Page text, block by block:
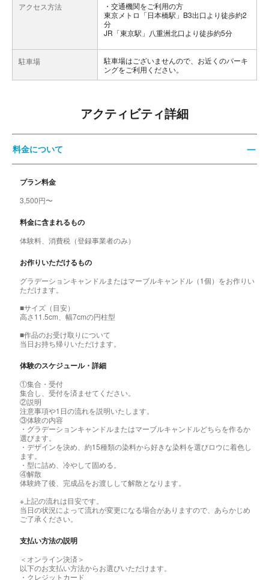
アクセス方法
交通機関をご利用の方
東京メトロ「日本橋駅」B3出口より徒歩約2
分
JR「東京駅」八重洲北口より徒歩約5分
駐車場
駐車場はございませんので、お近くのパーキ
ングをご利用ください。
アクティビティ詳細
料金について
プラン料金
3,500円〜
料金に含まれるもの
体験料、消費税（登録事業者のみ）
お作りいただけるもの
グラデーションキャンドルまたはマーブルキャンドル（1個）をお作りい
ただけます。
■サイズ（目安）
高さ11.5cm、幅7cmの円柱型
■作品のお受け取りについて
当日お持ち帰りいただけます。
体験のスケジュール・詳細
①集合・受付
集合し、受付を済ませてください。
②説明
注意事項や1日の流れを説明いたします。
③体験の内容
・グラデーションキャンドルまたはマーブルキャンドルどちらを作るか
選びます。
・デザインを決め、約15種類の染料から好きな染料を選びロウに着色し
ます。
・型に詰め、冷やして固める。
④解散
体験終了後、完成品をお渡しして解散となります。
※上記の流れは目安です。
当日の状況によって流れが変更になる場合がありますので、あらかじめ
ご了承ください。
支払い方法の説明
＜オンライン決済＞
以下のお支払い方法からお選びいただけます。
・クレジットカード